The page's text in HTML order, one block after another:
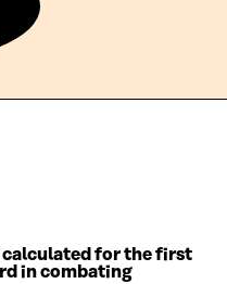
for the first
in combating